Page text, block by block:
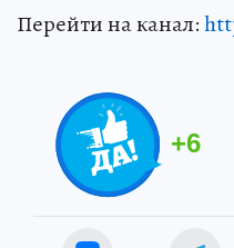
Перейти на канал:
+6